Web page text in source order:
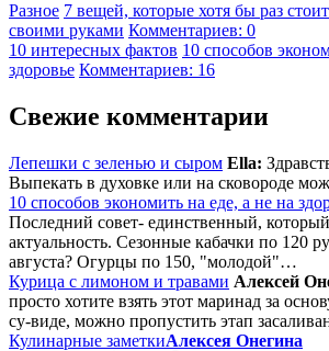
Разное 7 вещей, которые хотя бы раз
своими руками Комментариев: 0
10 интересных фактов 10 способов
здоровье Комментариев: 16
Свежие комментарии
Лепешки с зеленью и сыром Ella:
Выпекать в духовке или на сковороде
10 способов экономить на еде, а не на
Последний совет- единственный,
актуальность. Сезонные кабачки по 120
августа? Огурцы по 150, "молодой"…
Курица с лимоном и травами Алексей
просто хотите взять этот маринад за
су-виде, можно пропустить этап
Кулинарные заметкиАлексея Онегина